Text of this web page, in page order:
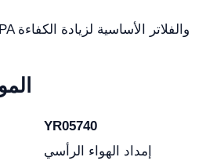
نظام فلاتر HEPA والفلاتر الأساسية لزيادة الكفاءة
YR05740
إمداد الهواء الرأسي